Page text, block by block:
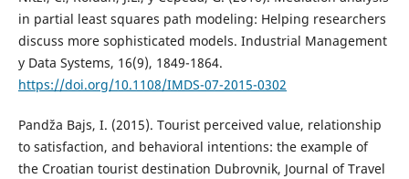
in partial least squares path modeling: Helping researchers
discuss more sophisticated models. Industrial Management
y Data Systems, 16(9), 1849-1864.
https://doi.org/10.1108/IMDS-07-2015-0302
Pandža Bajs, I. (2015). Tourist perceived value, relationship
to satisfaction, and behavioral intentions: the example of
the Croatian tourist destination Dubrovnik, Journal of Travel